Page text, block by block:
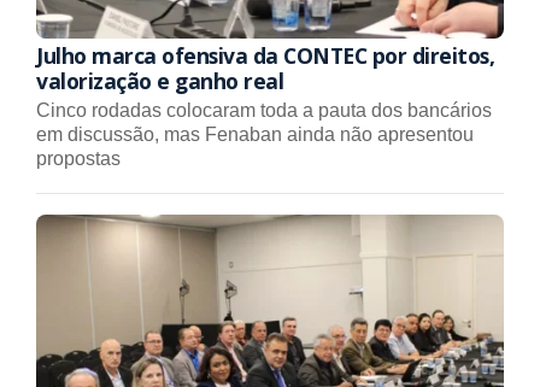
Julho marca ofensiva da CONTEC por direitos,
valorização e ganho real
Cinco rodadas colocaram toda a pauta dos bancários
em discussão, mas Fenaban ainda não apresentou
propostas